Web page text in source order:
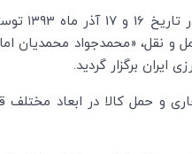
به
و نقل­، «محمدجواد
ايران برگزار گردید.
و حمل کالا در ابعاد مختلف